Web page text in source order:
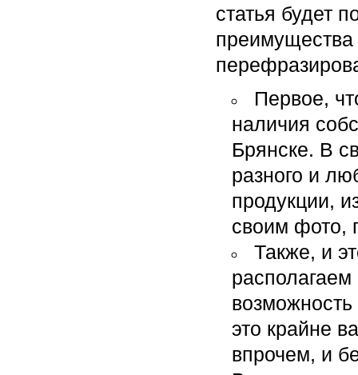
статья будет
Первое,
наличия
Брянске. В
разного и
продукции,
своим фото,
Также, и
это крайне
впрочем, и